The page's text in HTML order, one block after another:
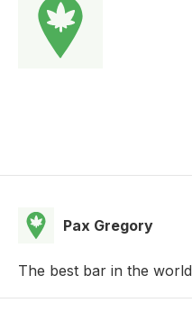
Pax Gregory
The best bar in the world